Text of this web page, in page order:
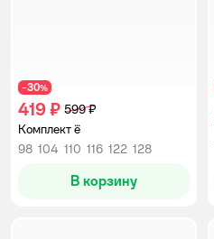
−30%
419 ₽ 599 ₽
Комплект ё
98 104 110 116 122 128
В корзину